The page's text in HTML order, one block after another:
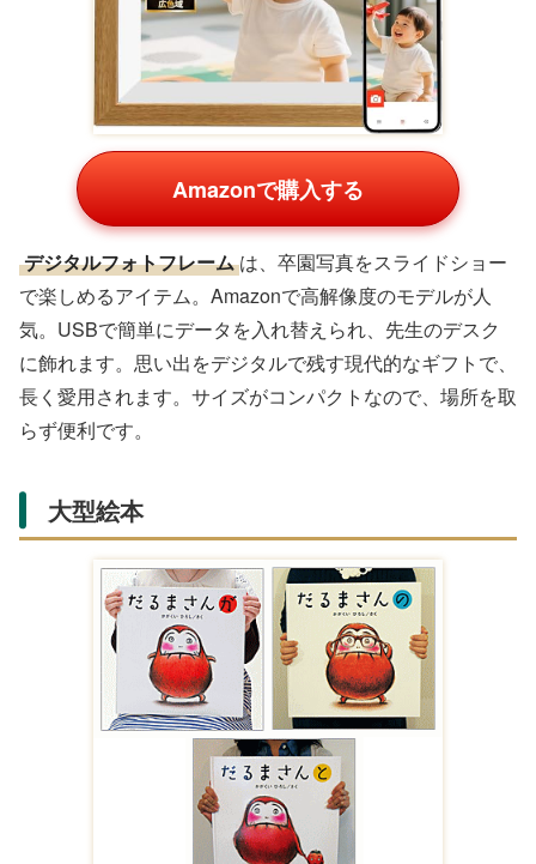
Amazonで購入する
デジタルフォトフレーム は、卒園写真をスライドショー
で楽しめるアイテム。Amazonで高解像度のモデルが人
気。USBで簡単にデータを入れ替えられ、先生のデスク
に飾れます。思い出をデジタルで残す現代的なギフトで、
長く愛用されます。サイズがコンパクトなので、場所を取
らず便利です。
大型絵本